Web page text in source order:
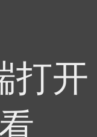
打开